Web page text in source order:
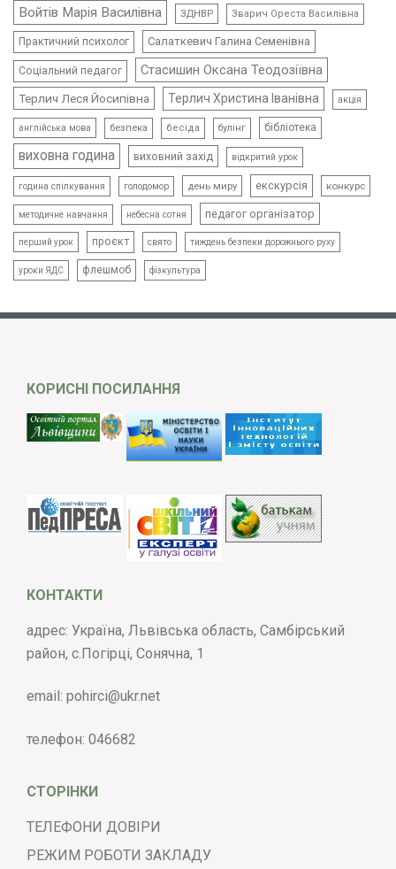
Войтів Марія Василівна ЗДНВР Зварич Ореста Василівна
Практичний психолог Салаткевич Галина Семенівна
Соціальний педагог Стасишин Оксана Теодозіївна
Терлич Леся Йосипівна Терлич Христина Іванівна акція
англійська мова безпека бесіда булінг бібліотека
виховна година виховний захід відкритий урок
година спілкування голодомор день миру екскурсія конкурс
методичне навчання небесна сотня педагог організатор
перший урок проєкт свято тиждень безпеки дорожнього руху
уроки ЯДС флешмоб фізкультура
КОРИСНІ ПОСИЛАННЯ
КОНТАКТИ
адрес: Україна, Львівська область, Самбірський
район, с.Погірці, Сонячна, 1
email: pohirci@ukr.net
телефон: 046682
СТОРІНКИ
ТЕЛЕФОНИ ДОВІРИ
РЕЖИМ РОБОТИ ЗАКЛАДУ